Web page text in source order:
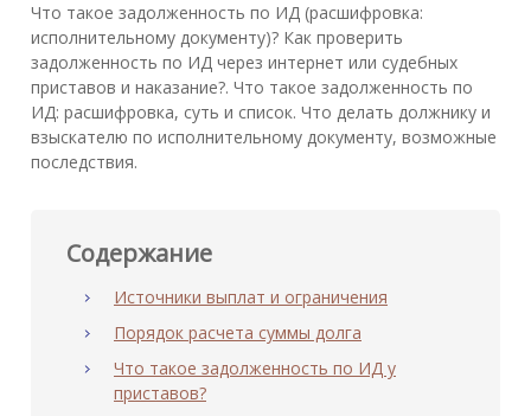
Что такое задолженность по ИД (расшифровка:
исполнительному документу)? Как проверить
задолженность по ИД через интернет или судебных
приставов и наказание?. Что такое задолженность по
ИД: расшифровка, суть и список. Что делать должнику и
взыскателю по исполнительному документу, возможные
последствия.
Содержание
Источники выплат и ограничения
Порядок расчета суммы долга
Что такое задолженность по ИД у
приставов?